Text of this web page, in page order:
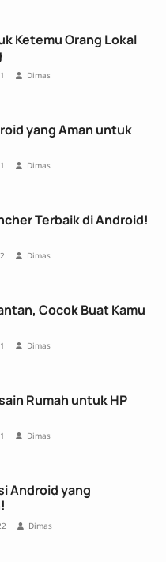
Ketemu Orang Lokal
Dimas
yang Aman untuk
Dimas
Terbaik di Android!
Dimas
Cocok Buat Kamu
Dimas
Rumah untuk HP
Dimas
Androіd yang
Dimas